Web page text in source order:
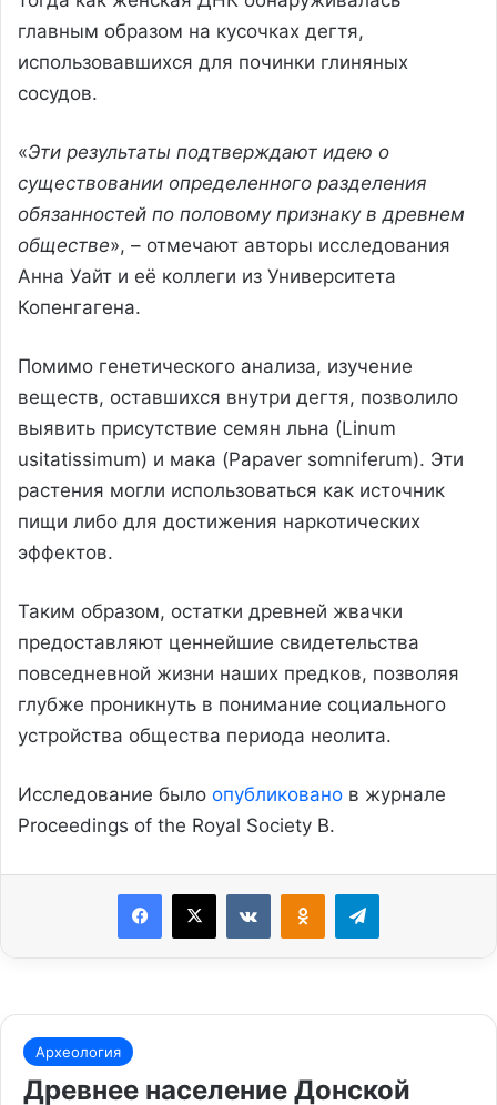
главным образом на кусочках дегтя,
использовавшихся для починки глиняных
сосудов.
«Эти результаты подтверждают идею о
существовании определенного разделения
обязанностей по половому признаку в древнем
обществе», – отмечают авторы исследования
Анна Уайт и её коллеги из Университета
Копенгагена.
Помимо генетического анализа, изучение
веществ, оставшихся внутри дегтя, позволило
выявить присутствие семян льна (Linum
usitatissimum) и мака (Papaver somniferum). Эти
растения могли использоваться как источник
пищи либо для достижения наркотических
эффектов.
Таким образом, остатки древней жвачки
предоставляют ценнейшие свидетельства
повседневной жизни наших предков, позволяя
глубже проникнуть в понимание социального
устройства общества периода неолита.
Исследование было опубликовано в журнале
Proceedings of the Royal Society B.
Facebook
X VKontakteOdnoklassniki
Telegram